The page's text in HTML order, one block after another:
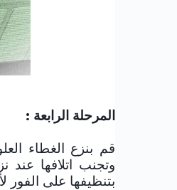
المرحلة الرابعة :
قم بنزع الغطاء
وتجنب اتلافها
بتنظيفها على الفور